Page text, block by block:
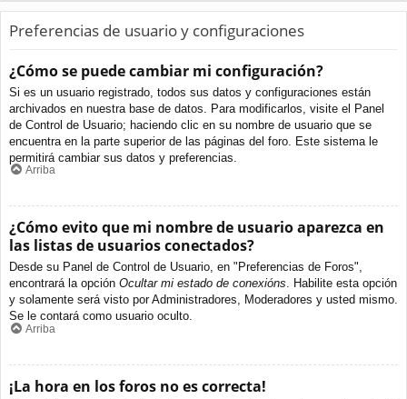
Preferencias de usuario y configuraciones
¿Cómo se puede cambiar mi configuración?
Si es un usuario registrado, todos sus datos y configuraciones están
archivados en nuestra base de datos. Para modificarlos, visite el Panel
de Control de Usuario; haciendo clic en su nombre de usuario que se
encuentra en la parte superior de las páginas del foro. Este sistema le
permitirá cambiar sus datos y preferencias.
Arriba
¿Cómo evito que mi nombre de usuario aparezca en
las listas de usuarios conectados?
Desde su Panel de Control de Usuario, en "Preferencias de Foros",
encontrará la opción Ocultar mi estado de conexións. Habilite esta opción
y solamente será visto por Administradores, Moderadores y usted mismo.
Se le contará como usuario oculto.
Arriba
¡La hora en los foros no es correcta!